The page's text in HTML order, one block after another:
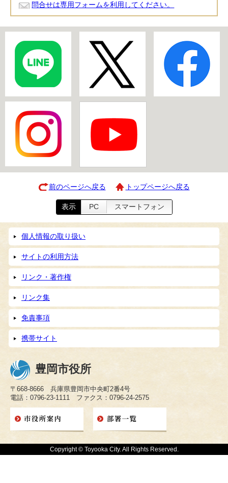
問合せは専用フォームを利用してください。
前のページへ戻る トップページへ戻る
表示 PC スマートフォン
個人情報の取り扱い
サイトの利用方法
リンク・著作権
リンク集
免責事項
携帯サイト
豊岡市役所
〒668-8666 兵庫県豊岡市中央町2番4号
電話：0796-23-1111 ファクス：0796-24-2575
Copyright © Toyooka City. All Rights Reserved.